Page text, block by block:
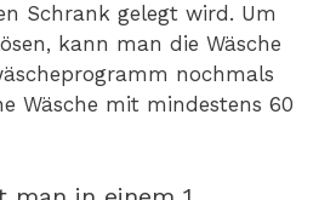
Schrank gelegt wird. Um
kann man die Wäsche
nochmals
Wäsche mit mindestens 60